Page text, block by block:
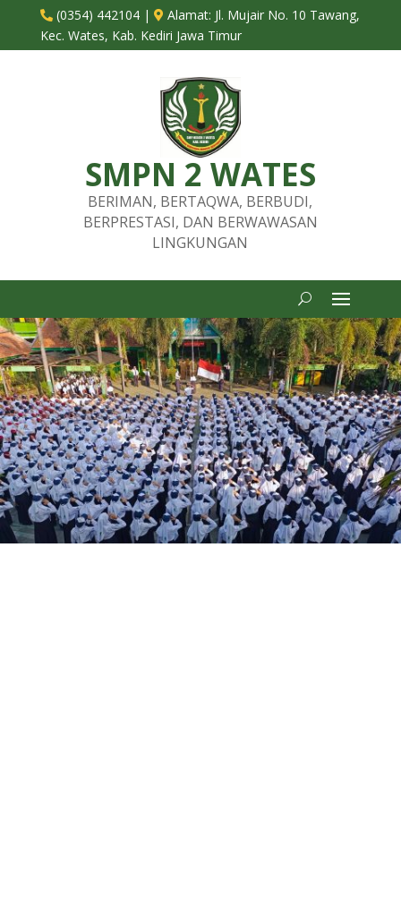
 (0354) 442104|  Alamat: Jl. Mujair No. 10 Tawang,
Kec. Wates, Kab. Kediri Jawa Timur
SMPN 2 WATES
BERIMAN, BERTAQWA, BERBUDI,
BERPRESTASI, DAN BERWAWASAN
LINGKUNGAN